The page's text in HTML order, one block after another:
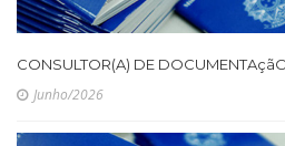
CONSULTOR(A) DE DOCUMENTAçãO
Junho/2026